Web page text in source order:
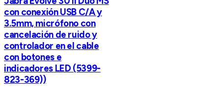
con conexión USB C/A y
3.5mm, micrófono con
cancelación de ruido y
controlador en el cable
con botones e
indicadores LED (5399-
823-369))